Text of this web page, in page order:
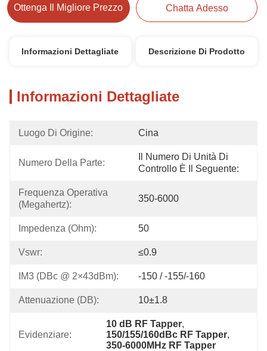
Ottenga Il Migliore Prezzo Chatta Adesso
Informazioni Dettagliate Descrizione Di Prodotto
Informazioni Dettagliate
Luogo Di Origine: Cina
Numero Della Parte:
Il Numero Di Unità Di
Controllo È Il Seguente:
Frequenza Operativa
(megahertz):
350-6000
Impedenza (Ohm): 50
Vswr: ≤0.9
IM3 (dBc @ 2×43dBm): -150 / -155/-160
Attenuazione (dB): 10±1.8
Evidenziare:
10 dB RF Tapper,
150/155/160dBc RF Tapper,
350-6000MHz RF Tapper